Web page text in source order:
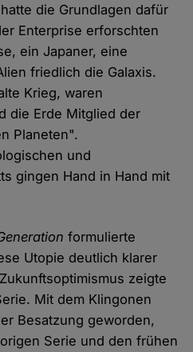
die Grundlagen dafür
Enterprise erforschten
ein Japaner, eine
friedlich die Galaxis.
Krieg, waren
die Erde Mitglied der
Planeten".
und
gingen Hand in Hand mit
formulierte
Utopie deutlich klarer
zeigte
Mit dem Klingonen
Besatzung geworden,
Serie und den frühen